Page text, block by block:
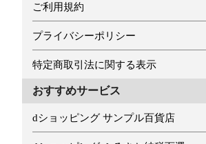
ご利用規約
プライバシーポリシー
特定商取引法に関する表示
おすすめサービス
dショッピング サンプル百貨店